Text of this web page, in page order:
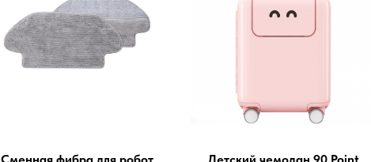
Сменная фибра для робот Детский чемодан 90 Point